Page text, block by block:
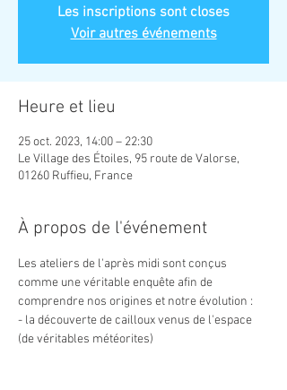
Les inscriptions sont closes
Voir autres événements
Heure et lieu
25 oct. 2023, 14:00 – 22:30
Le Village des Étoiles, 95 route de Valorse,
01260 Ruffieu, France
À propos de l'événement
Les ateliers de l'après midi sont conçus
comme une véritable enquête afin de
comprendre nos origines et notre évolution :
- la découverte de cailloux venus de l'espace
(de véritables météorites)